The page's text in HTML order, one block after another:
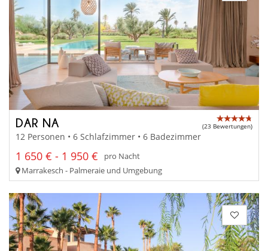
DAR NA (23 Bewertungen)
12 Personen • 6 Schlafzimmer • 6 Badezimmer
1 650 € - 1 950 €
pro Nacht
Marrakesch - Palmeraie und Umgebung